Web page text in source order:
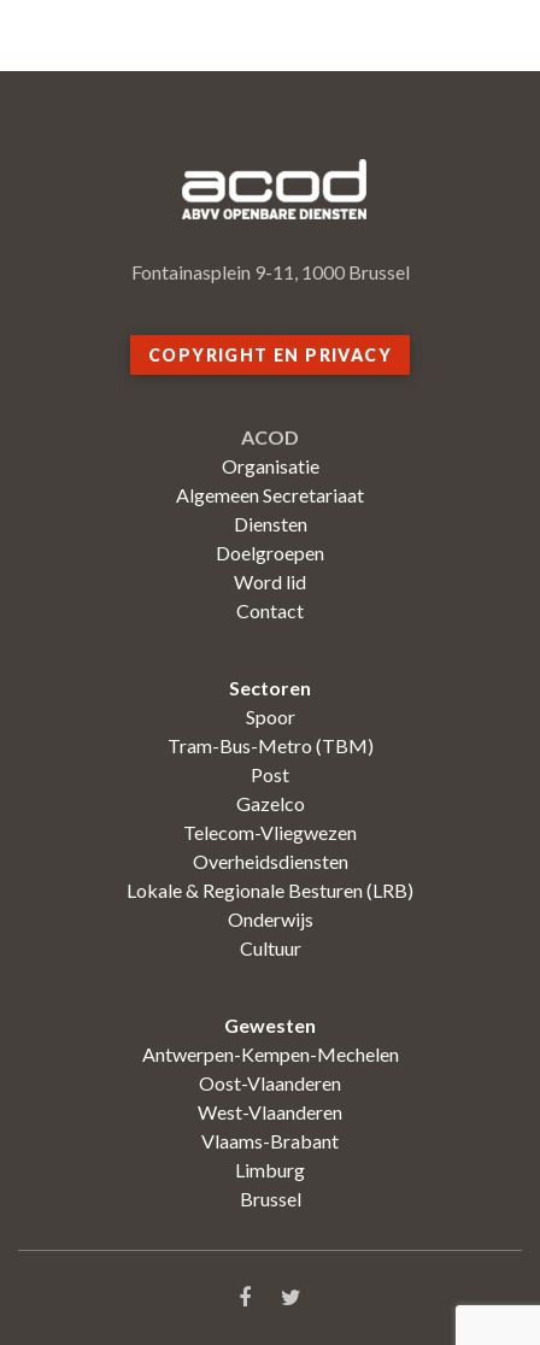
Fontainasplein 9-11, 1000 Brussel
COPYRIGHT EN PRIVACY
ACOD
Organisatie
Algemeen Secretariaat
Diensten
Doelgroepen
Word lid
Contact
Sectoren
Spoor
Tram-Bus-Metro (TBM)
Post
Gazelco
Telecom-Vliegwezen
Overheidsdiensten
Lokale & Regionale Besturen (LRB)
Onderwijs
Cultuur
Gewesten
Antwerpen-Kempen-Mechelen
Oost-Vlaanderen
West-Vlaanderen
Vlaams-Brabant
Limburg
Brussel